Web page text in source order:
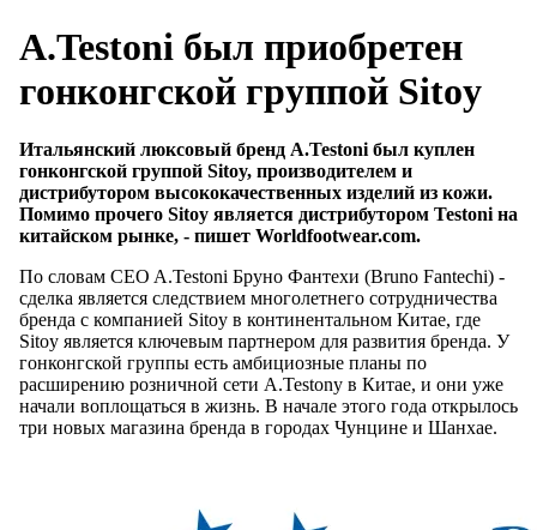
A.Testoni был приобретен
гонконгской группой Sitoy
Итальянский люксовый бренд A.Testoni был куплен
гонконгской группой Sitoy, производителем и
дистрибутором высококачественных изделий из кожи.
Помимо прочего Sitoy является дистрибутором Testoni на
китайском рынке, - пишет Worldfootwear.com.
По словам CEO A.Testoni Бруно Фантехи (Bruno Fantechi) -
сделка является следствием многолетнего сотрудничества
бренда с компанией Sitoy в континентальном Китае, где
Sitoy является ключевым партнером для развития бренда. У
гонконгской группы есть амбициозные планы по
расширению розничной сети A.Testony в Китае, и они уже
начали воплощаться в жизнь. В начале этого года открылось
три новых магазина бренда в городах Чунцине и Шанхае.